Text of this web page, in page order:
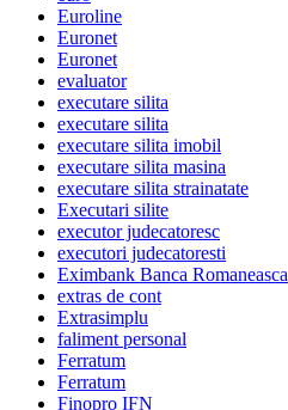
Euroline
Euronet
Euronet
evaluator
executare silita
executare silita
executare silita imobil
executare silita masina
executare silita strainatate
Executari silite
executor judecatoresc
executori judecatoresti
Eximbank Banca Romaneasca
extras de cont
Extrasimplu
faliment personal
Ferratum
Ferratum
Finopro IFN